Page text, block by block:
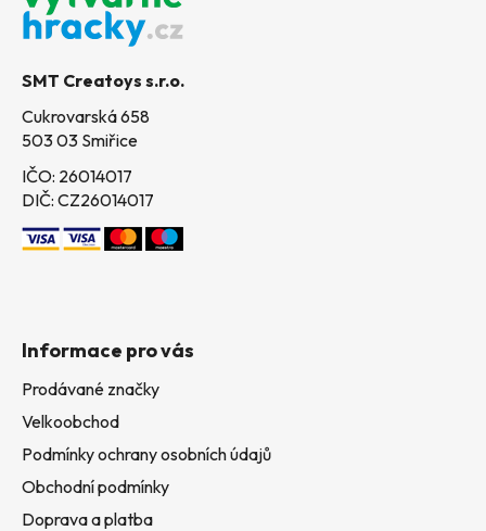
SMT Creatoys s.r.o.
Cukrovarská 658
503 03 Smiřice
IČO: 26014017
DIČ: CZ26014017
Informace pro vás
Prodávané značky
Velkoobchod
Podmínky ochrany osobních údajů
Obchodní podmínky
Doprava a platba